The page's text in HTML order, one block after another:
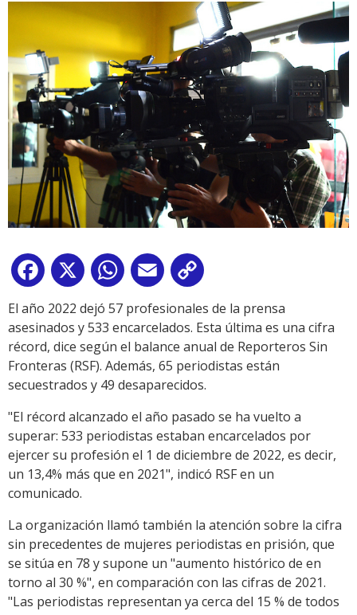
Facebook
X WhatsApp
Email
Link
El año 2022 dejó 57 profesionales de la prensa
asesinados y 533 encarcelados. Esta última es una cifra
récord, dice según el balance anual de Reporteros Sin
Fronteras (RSF). Además, 65 periodistas están
secuestrados y 49 desaparecidos.
"El récord alcanzado el año pasado se ha vuelto a
superar: 533 periodistas estaban encarcelados por
ejercer su profesión el 1 de diciembre de 2022, es decir,
un 13,4% más que en 2021", indicó RSF en un
comunicado.
La organización llamó también la atención sobre la cifra
sin precedentes de mujeres periodistas en prisión, que
se sitúa en 78 y supone un "aumento histórico de en
torno al 30 %", en comparación con las cifras de 2021.
"Las periodistas representan ya cerca del 15 % de todos